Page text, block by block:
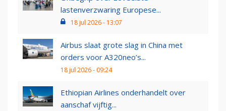
lastenverzwaring Europese...
18 jul 2026 - 13:07
Airbus slaat grote slag in China met
orders voor A320neo’s...
18 jul 2026 - 09:24
Ethiopian Airlines onderhandelt over
aanschaf vijftig...